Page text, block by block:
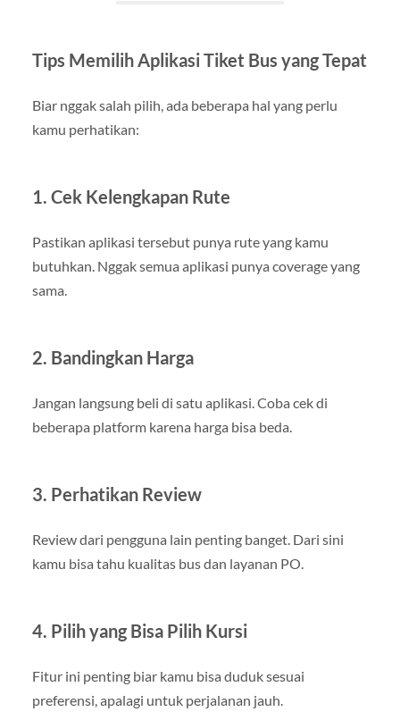
Tips Memilih Aplikasi Tiket Bus yang Tepat
Biar nggak salah pilih, ada beberapa hal yang perlu
kamu perhatikan:
1. Cek Kelengkapan Rute
Pastikan aplikasi tersebut punya rute yang kamu
butuhkan. Nggak semua aplikasi punya coverage yang
sama.
2. Bandingkan Harga
Jangan langsung beli di satu aplikasi. Coba cek di
beberapa platform karena harga bisa beda.
3. Perhatikan Review
Review dari pengguna lain penting banget. Dari sini
kamu bisa tahu kualitas bus dan layanan PO.
4. Pilih yang Bisa Pilih Kursi
Fitur ini penting biar kamu bisa duduk sesuai
preferensi, apalagi untuk perjalanan jauh.